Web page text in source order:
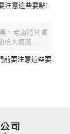
注意這些要點!
，老慮將其噴
格大概落…
前要注意這些要